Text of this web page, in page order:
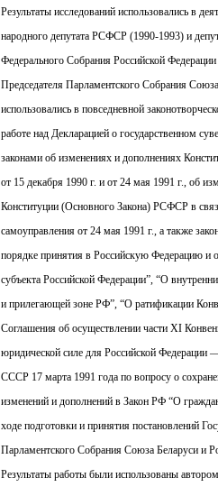
Результаты исследований использовались в
народного депутата РСФСР (1990-1993) и
Федерального Собрания Российской
Председателя Парламентского Собрания
использовались в повседневной
работе над Декларацией о государственном
законами об изменениях и дополнениях
от 15 декабря 1990 г. и от 24 мая 1991 г., об
Конституции (Основного Закона) РСФСР в
самоуправления от 24 мая 1991 г., а также
порядке принятия в Российскую Федерацию и
субъекта Российской Федерации”, “О
и прилегающей зоне РФ”, “О ратификации
Соглашения об осуществлении части XI
юридической силе для Российской Федерации
СССР 17 марта 1991 года по вопросу о
изменений и дополнений в Закон РФ “О
ходе подготовки и принятия постановлений
Парламентского Собрания Союза Беларуси и
Результаты работы были использованы